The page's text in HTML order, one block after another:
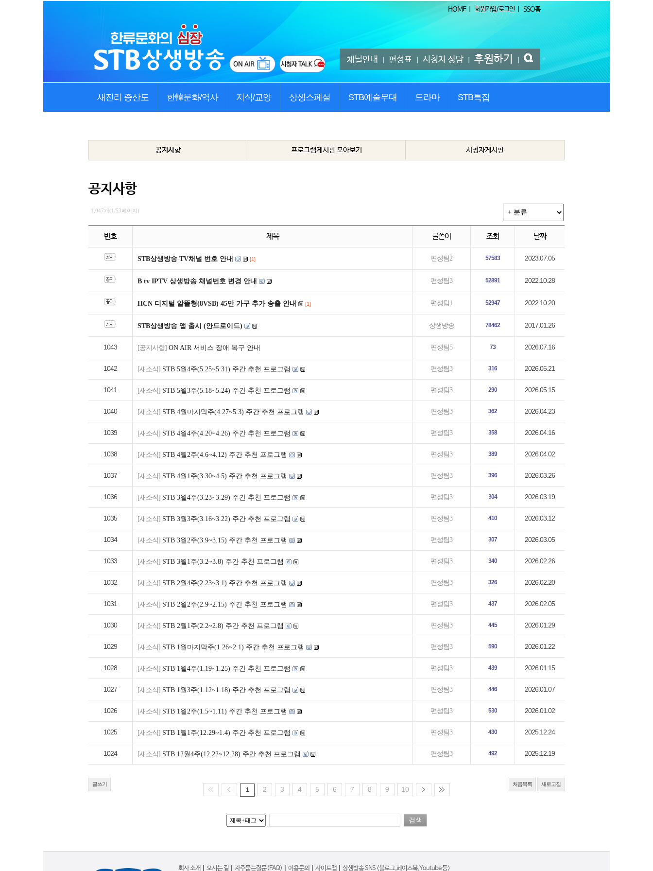
HOME| 회원가입/로그인 SSO홈
채널안내 편성표 시청자 상담 후원하기
새진리 증산도 한韓문화/역사 지식/교양 상생스페셜 STB예술무대 드라마 STB특집
공지사항 프로그램게시판 모아보기 시청자게시판
공지사항
1,047개(1/53페이지)
번호 제목 글쓴이 조회 날짜
STB상생방송 TV채널 번호 안내 [1] 편성팀2 57583 2023.07.05
B tv IPTV 상생방송 채널번호 변경 안내 편성팀3 52891 2022.10.28
HCN 디지털 알뜰형(8VSB) 45만 가구 추가 송출 안내 [1] 편성팀1 52947 2022.10.20
STB상생방송 앱 출시 (안드로이드) 상생방송 78462 2017.01.26
1043 [공지사항] ON AIR 서비스 장애 복구 안내 편성팀5 73 2026.07.16
1042 [새소식] STB 5월4주(5.25~5.31) 주간 추천 프로그램 편성팀3 316 2026.05.21
1041 [새소식] STB 5월3주(5.18~5.24) 주간 추천 프로그램 편성팀3 290 2026.05.15
1040 [새소식] STB 4월마지막주(4.27~5.3) 주간 추천 프로그램 편성팀3 362 2026.04.23
1039 [새소식] STB 4월4주(4.20~4.26) 주간 추천 프로그램 편성팀3 358 2026.04.16
1038 [새소식] STB 4월2주(4.6~4.12) 주간 추천 프로그램 편성팀3 389 2026.04.02
1037 [새소식] STB 4월1주(3.30~4.5) 주간 추천 프로그램 편성팀3 396 2026.03.26
1036 [새소식] STB 3월4주(3.23~3.29) 주간 추천 프로그램 편성팀3 304 2026.03.19
1035 [새소식] STB 3월3주(3.16~3.22) 주간 추천 프로그램 편성팀3 410 2026.03.12
1034 [새소식] STB 3월2주(3.9~3.15) 주간 추천 프로그램 편성팀3 307 2026.03.05
1033 [새소식] STB 3월1주(3.2~3.8) 주간 추천 프로그램 편성팀3 340 2026.02.26
1032 [새소식] STB 2월4주(2.23~3.1) 주간 추천 프로그램 편성팀3 326 2026.02.20
1031 [새소식] STB 2월2주(2.9~2.15) 주간 추천 프로그램 편성팀3 437 2026.02.05
1030 [새소식] STB 2월1주(2.2~2.8) 주간 추천 프로그램 편성팀3 445 2026.01.29
1029 [새소식] STB 1월마지막주(1.26~2.1) 주간 추천 프로그램 편성팀3 590 2026.01.22
1028 [새소식] STB 1월4주(1.19~1.25) 주간 추천 프로그램 편성팀3 439 2026.01.15
1027 [새소식] STB 1월3주(1.12~1.18) 주간 추천 프로그램 편성팀3 446 2026.01.07
1026 [새소식] STB 1월2주(1.5~1.11) 주간 추천 프로그램 편성팀3 530 2026.01.02
1025 [새소식] STB 1월1주(12.29~1.4) 주간 추천 프로그램 편성팀3 430 2025.12.24
1024 [새소식] STB 12월4주(12.22~12.28) 주간 추천 프로그램 편성팀3 492 2025.12.19
글쓰기 처음목록 새로고침
1 2 3 4 5 6 7 8 9 10
회사 소개 오시는 길 자주묻는질문(FAQ) 이용문의 사이트맵 상생방송 SNS <블로그,페이스북,Youtube 등>